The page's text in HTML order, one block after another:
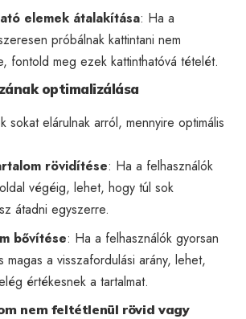
elemek átalakítása: Ha a
próbálnak kattintani nem
fontold meg ezek kattinthatóvá tételét.
optimalizálása
sokat elárulnak arról, mennyire optimális
rövidítése: Ha a felhasználók
végéig, lehet, hogy túl sok
átadni egyszerre.
bővítése: Ha a felhasználók gyorsan
a visszafordulási arány, lehet,
értékesnek a tartalmat.
nem feltétlenül rövid vagy